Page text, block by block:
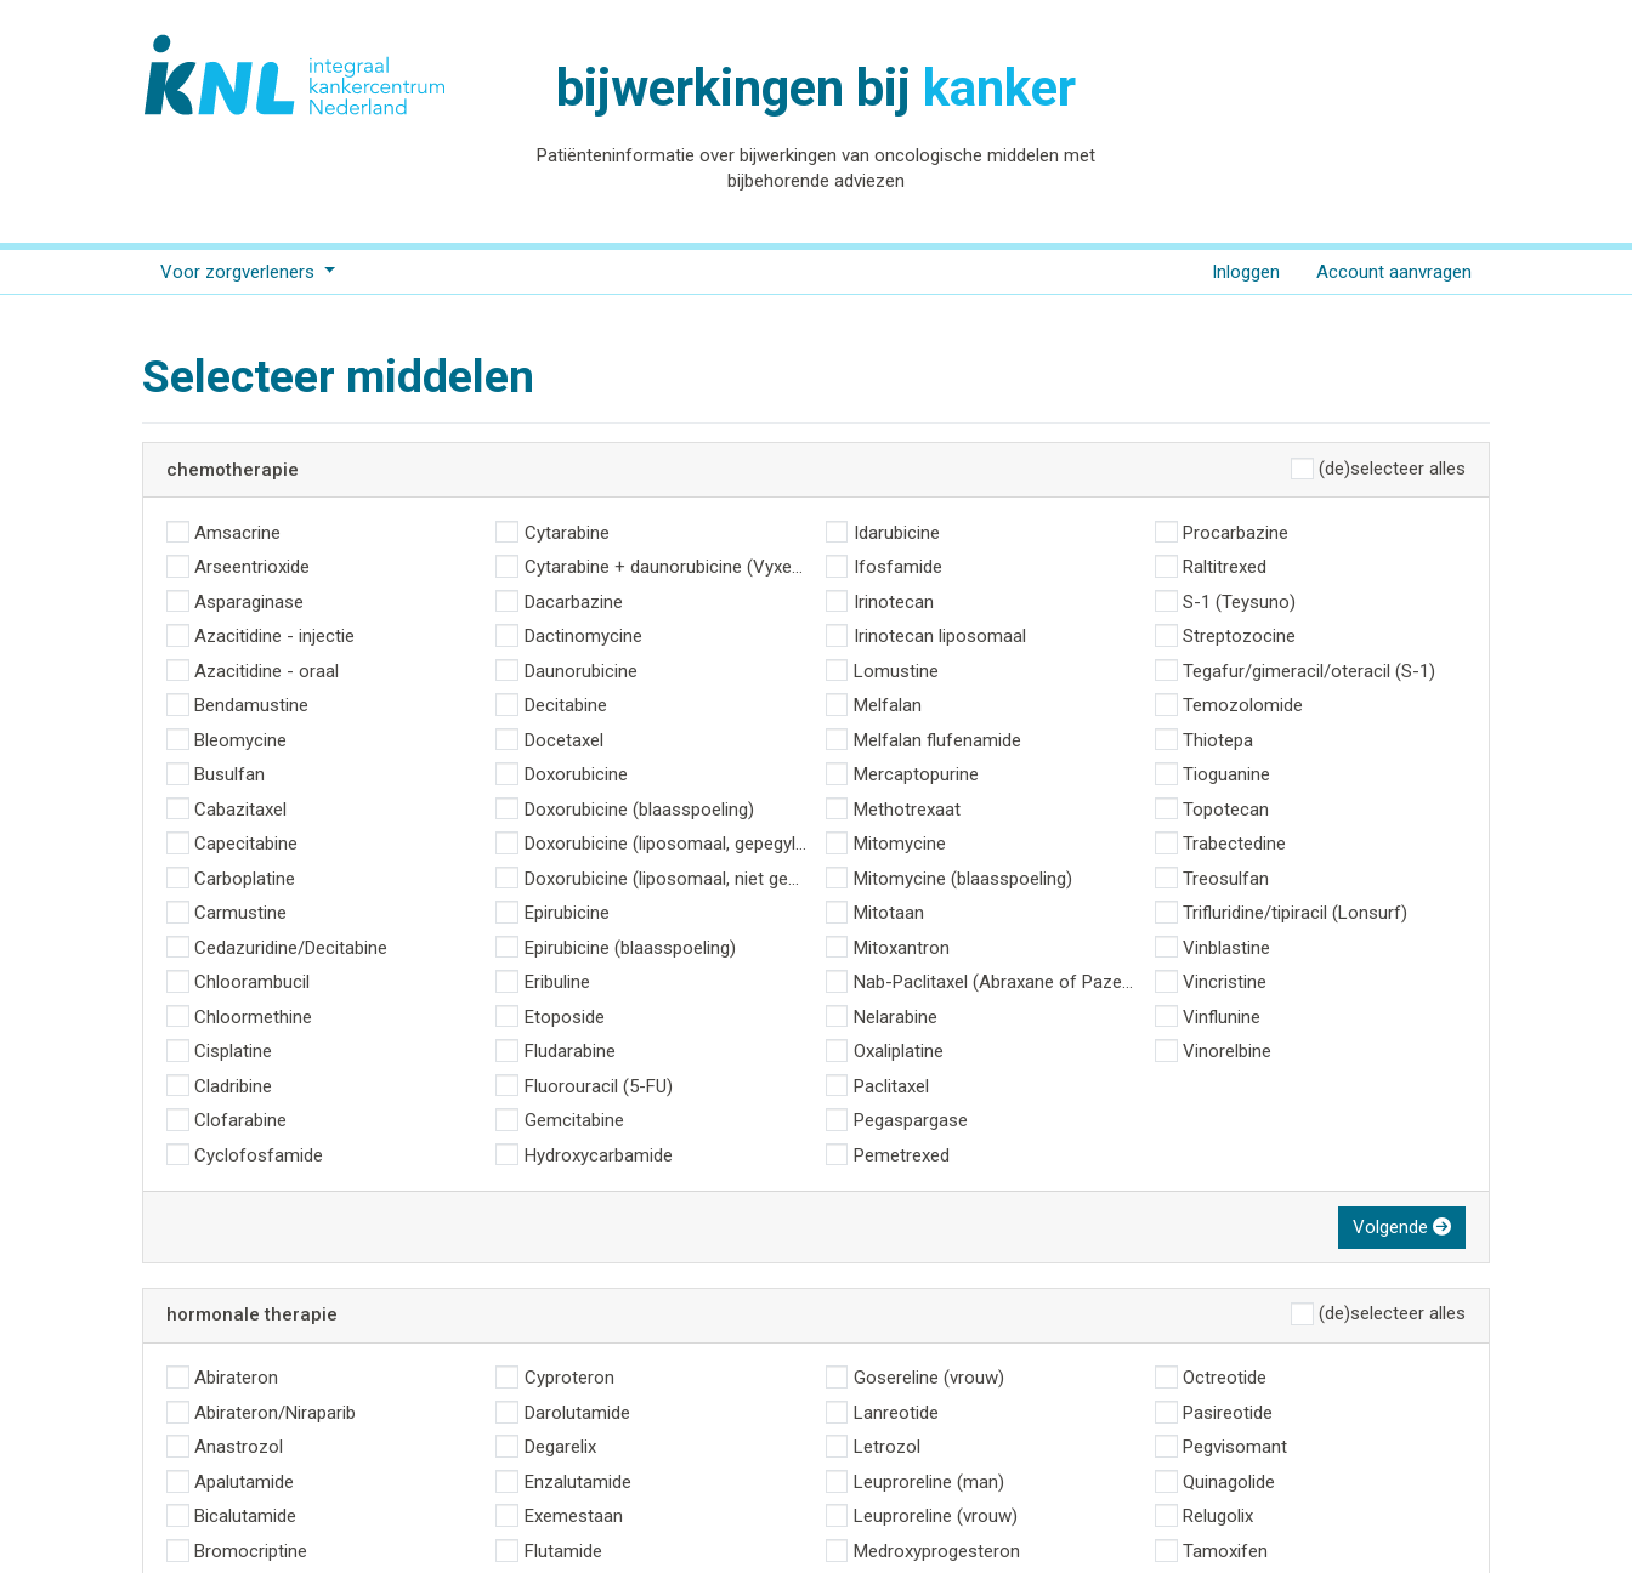
bijwerkingen bij kanker
Patiënteninformatie over bijwerkingen van oncologische middelen met
bijbehorende adviezen
Voor zorgverleners Inloggen Account aanvragen
Selecteer middelen
chemotherapie (de)selecteer alles
Amsacrine
Arseentrioxide
Asparaginase
Azacitidine - injectie
Azacitidine - oraal
Bendamustine
Bleomycine
Busulfan
Cabazitaxel
Capecitabine
Carboplatine
Carmustine
Cedazuridine/Decitabine
Chloorambucil
Chloormethine
Cisplatine
Cladribine
Clofarabine
Cyclofosfamide
Cytarabine
Cytarabine + daunorubicine (Vyxeos)
Dacarbazine
Dactinomycine
Daunorubicine
Decitabine
Docetaxel
Doxorubicine
Doxorubicine (blaasspoeling)
Doxorubicine (liposomaal, gepegyleerd)
Doxorubicine (liposomaal, niet gepegyleerd)
Epirubicine
Epirubicine (blaasspoeling)
Eribuline
Etoposide
Fludarabine
Fluorouracil (5-FU)
Gemcitabine
Hydroxycarbamide
Idarubicine
Ifosfamide
Irinotecan
Irinotecan liposomaal
Lomustine
Melfalan
Melfalan flufenamide
Mercaptopurine
Methotrexaat
Mitomycine
Mitomycine (blaasspoeling)
Mitotaan
Mitoxantron
Nab-Paclitaxel (Abraxane of Pazenir)
Nelarabine
Oxaliplatine
Paclitaxel
Pegaspargase
Pemetrexed
Procarbazine
Raltitrexed
S-1 (Teysuno)
Streptozocine
Tegafur/gimeracil/oteracil (S-1)
Temozolomide
Thiotepa
Tioguanine
Topotecan
Trabectedine
Treosulfan
Trifluridine/tipiracil (Lonsurf)
Vinblastine
Vincristine
Vinflunine
Vinorelbine
Volgende
hormonale therapie (de)selecteer alles
Abirateron
Abirateron/Niraparib
Anastrozol
Apalutamide
Bicalutamide
Bromocriptine
Cyproteron
Darolutamide
Degarelix
Enzalutamide
Exemestaan
Flutamide
Gosereline (vrouw)
Lanreotide
Letrozol
Leuproreline (man)
Leuproreline (vrouw)
Medroxyprogesteron
Octreotide
Pasireotide
Pegvisomant
Quinagolide
Relugolix
Tamoxifen